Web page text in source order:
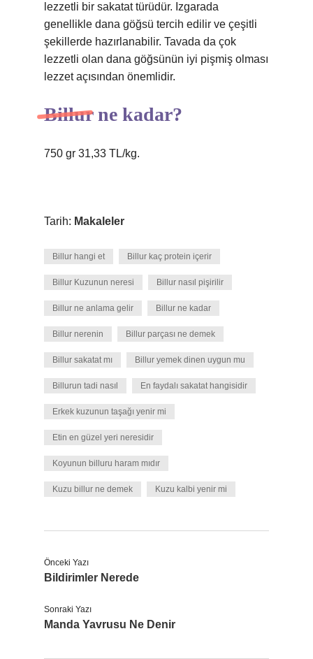
lezzetli bir sakatat türüdür. Izgarada
genellikle dana göğsü tercih edilir ve çeşitli
şekillerde hazırlanabilir. Tavada da çok
lezzetli olan dana göğsünün iyi pişmiş olması
lezzet açısından önemlidir.
Billur ne kadar?
750 gr 31,33 TL/kg.
Tarih: Makaleler
Billur hangi et Billur kaç protein içerir
Billur Kuzunun neresi Billur nasıl pişirilir
Billur ne anlama gelir Billur ne kadar
Billur nerenin Billur parçası ne demek
Billur sakatat mı Billur yemek dinen uygun mu
Billurun tadi nasıl En faydalı sakatat hangisidir
Erkek kuzunun taşağı yenir mi
Etin en güzel yeri neresidir
Koyunun billuru haram mıdır
Kuzu billur ne demek Kuzu kalbi yenir mi
Önceki Yazı
Bildirimler Nerede
Sonraki Yazı
Manda Yavrusu Ne Denir